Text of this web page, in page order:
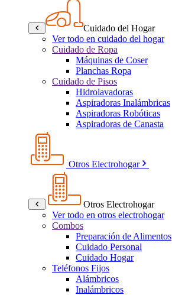
Cuidado del Hogar
Ver todo en cuidado del hogar
Cuidado de Ropa
Máquinas de Coser
Planchas Ropa
Cuidado de Pisos
Hidrolavadoras
Aspiradoras Inalámbricas
Aspiradoras Robóticas
Aspiradoras de Canasta
Otros Electrohogar
Otros Electrohogar
Ver todo en otros electrohogar
Combos
Preparación de Alimentos
Cuidado Personal
Cuidado Hogar
Teléfonos Fijos
Alámbricos
Inalámbricos